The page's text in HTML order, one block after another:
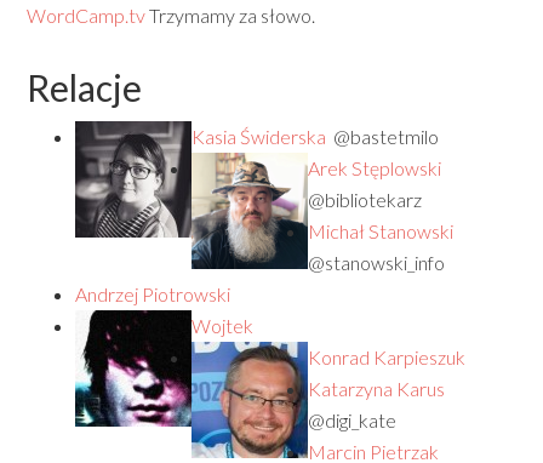
WordCamp.tvTrzymamy za słowo.
Relacje
Kasia Świderska @bastetmilo
Arek Stęplowski
@bibliotekarz
Michał Stanowski
@stanowski_info
Andrzej Piotrowski
Wojtek
Konrad Karpieszuk
Katarzyna Karus
@digi_kate
Marcin Pietrzak